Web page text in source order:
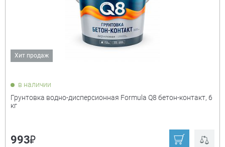
Хит продаж
в наличии
Грунтовка водно-дисперсионная Formula Q8 бетон-контакт, 6
кг
993₽